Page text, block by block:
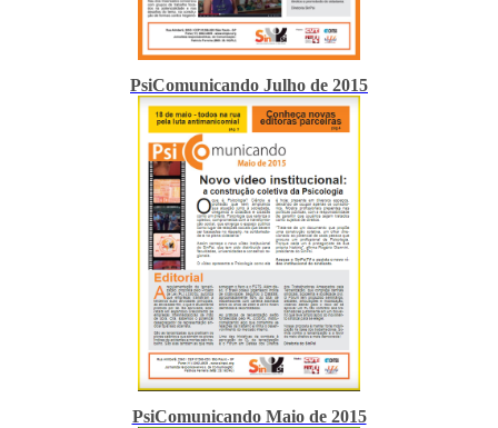
PsiComunicando Julho de 2015
PsiComunicando Maio de 2015